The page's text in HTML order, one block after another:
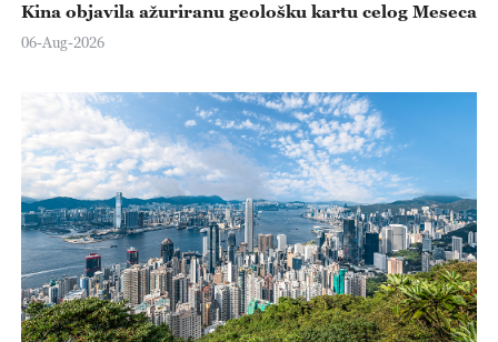
Kina objavila ažuriranu geološku kartu celog Meseca
06-Aug-2026